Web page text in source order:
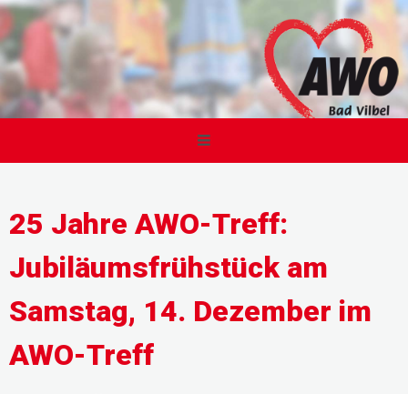
25 Jahre AWO-Treff:
Jubiläumsfrühstück am
Samstag, 14. Dezember im
AWO-Treff